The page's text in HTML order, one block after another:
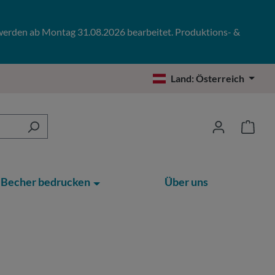
ab Montag 31.08.2026 bearbeitet. Produktions- &
Land:Österreich
Becher bedrucken Über uns